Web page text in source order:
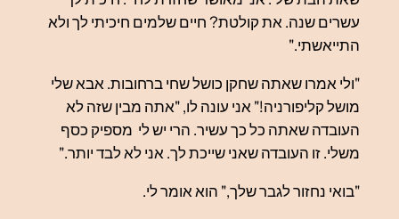
עשרים שנה. את קולטת? חיים שלמים חיכיתי לך ולא
התייאשתי."
"ולי אמרו שאתה שחקן כושל שחי ברחובות. אבא שלי
מושל קליפורניה!" אני עונה לו, "אתה מבין שזה לא
העובדה שאתה כל כך עשיר. הרי יש לי מספיק כסף
משלי. זו העובדה שאני שייכת לך. אני לא לבד יותר."
"בואי נחזור לגבר שלך," הוא אומר לי.